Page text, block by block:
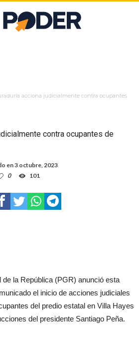
acciona judicialmente contra ocupantes
contra ocupantes de
en3 octubre, 2023
0 101
la República (PGR) anunció esta
el inicio de acciones judiciales
del predio estatal en Villa Hayes
del presidente Santiago Peña.